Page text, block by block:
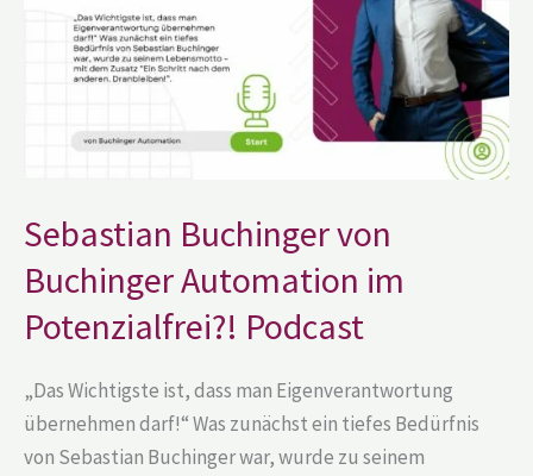
Sebastian Buchinger von
Buchinger Automation im
Potenzialfrei?! Podcast
„Das Wichtigste ist, dass man Eigenverantwortung
übernehmen darf!“ Was zunächst ein tiefes Bedürfnis
von Sebastian Buchinger war, wurde zu seinem
Potenzialfrei?!
Podcast